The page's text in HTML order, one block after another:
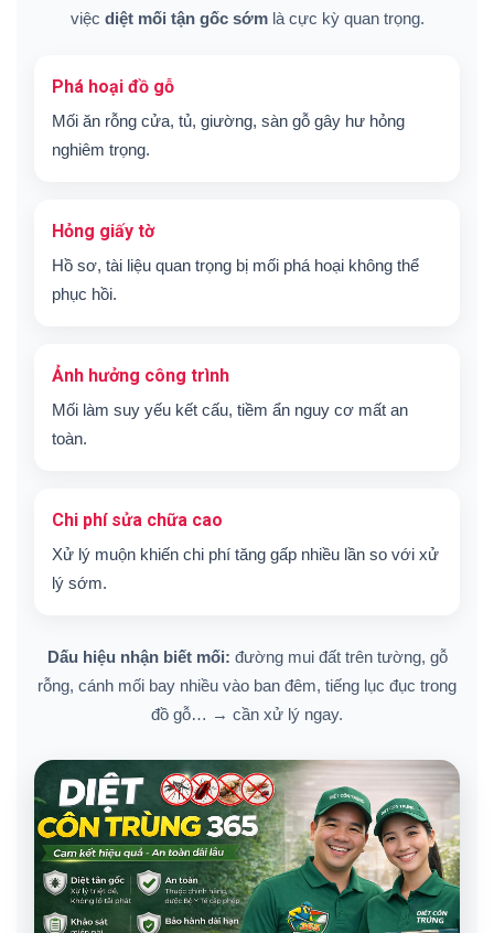
việc diệt mối tận gốc sớmlà cực kỳ quan trọng.
Phá hoại đồ gỗ
Mối ăn rỗng cửa, tủ, giường, sàn gỗ gây hư hỏng
nghiêm trọng.
Hỏng giấy tờ
Hồ sơ, tài liệu quan trọng bị mối phá hoại không thể
phục hồi.
Ảnh hưởng công trình
Mối làm suy yếu kết cấu, tiềm ẩn nguy cơ mất an
toàn.
Chi phí sửa chữa cao
Xử lý muộn khiến chi phí tăng gấp nhiều lần so với xử
lý sớm.
Dấu hiệu nhận biết mối: đường mui đất trên tường, gỗ
rỗng, cánh mối bay nhiều vào ban đêm, tiếng lục đục trong
đồ gỗ… → cần xử lý ngay.